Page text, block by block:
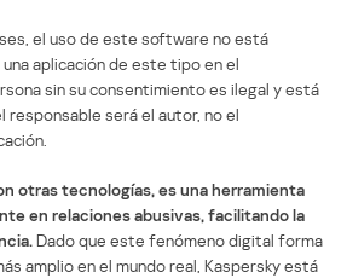
el uso de este software no está
aplicación de este tipo en el
sin su consentimiento es ilegal y está
responsable será el autor, no el
otras tecnologías, es una herramienta
en relaciones abusivas, facilitando la
Dado que este fenómeno digital forma
amplio en el mundo real, Kaspersky está